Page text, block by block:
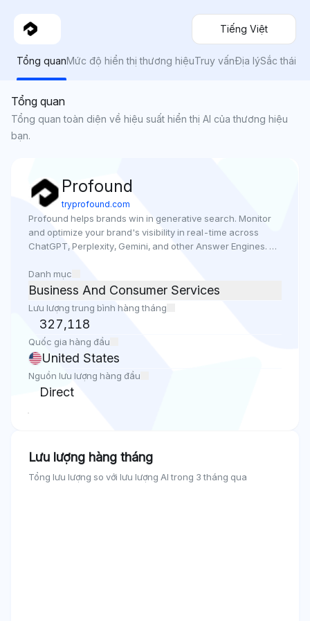
Tiếng Việt
Tổng quanMức độ hiển thị thương hiệuTruy vấnĐịa lýSắc thái
Tổng quan
Tổng quan toàn diện về hiệu suất hiển thị AI của thương hiệu
bạn.
Profound
tryprofound.com
Profound helps brands win in generative search. Monitor
and optimize your brand's visibility in real-time across
ChatGPT, Perplexity, Gemini, and other Answer Engines.
Danh mục
Business And Consumer Services
Lưu lượng trung bình hàng tháng
327,118
Quốc gia hàng đầu
United States
Nguồn lưu lượng hàng đầu
Direct
Lưu lượng hàng tháng
Tổng lưu lượng so với lưu lượng AI trong 3 tháng qua